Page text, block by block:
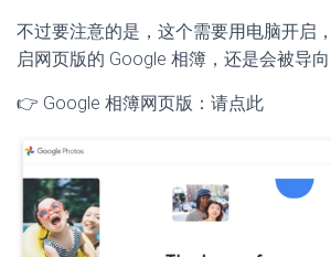
不过要注意的是，这个需要用电脑开启
启网页版的 Google 相簿，还是会被导向
👉 Google 相簿网页版：请点此